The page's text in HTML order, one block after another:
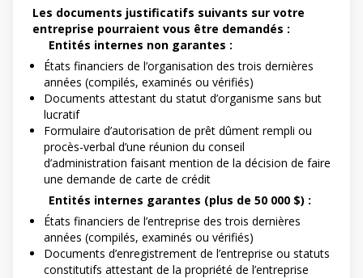
Les documents justificatifs suivants sur votre
entreprise pourraient vous être demandés :
Entités internes non garantes :
États financiers de l’organisation des trois dernières
années (compilés, examinés ou vérifiés)
Documents attestant du statut d’organisme sans but
lucratif
Formulaire d’autorisation de prêt dûment rempli ou
procès-verbal d’une réunion du conseil
d’administration faisant mention de la décision de faire
une demande de carte de crédit
Entités internes garantes (plus de 50 000 $) :
États financiers de l’entreprise des trois dernières
années (compilés, examinés ou vérifiés)
Documents d’enregistrement de l’entreprise ou statuts
constitutifs attestant de la propriété de l’entreprise